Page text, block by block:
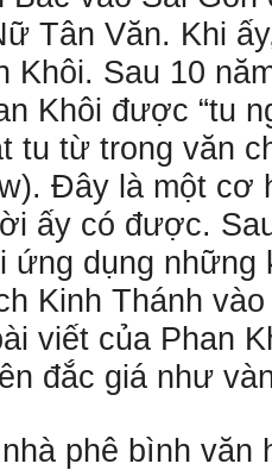
Tân Văn. Khi
Khôi. Sau 10
Khôi được “tu
tu từ trong văn
Ðây là một cơ
ấy có được.
ứng dụng những
Kinh Thánh
viết của Phan
đắc giá như
phê bình văn